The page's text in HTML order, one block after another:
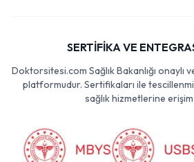
SERTİFİKA VE
Doktorsitesi.com Sağlık Bakanlığı onaylı
platformudur. Sertifikaları ile
sağlık hizmetlerine